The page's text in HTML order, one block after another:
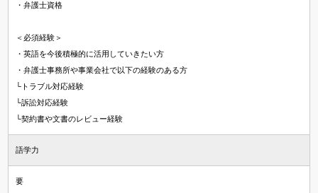
・弁護士資格
＜必須経験＞
・英語を今後積極的に活用していきたい方
・弁護士事務所や事業会社で以下の経験のある方
└トラブル対応経験
└訴訟対応経験
└契約書や文書のレビュー経験
語学力
要